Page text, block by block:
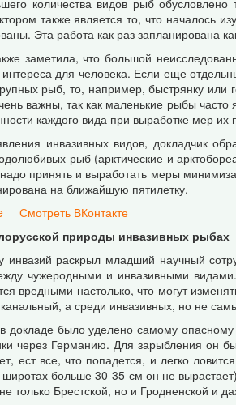
количества видов рыб
также является то, что началось
Эта работа как раз запланирована
заметила, что большой
интереса для человека. Если еще
рыб, то, например, быстрянку или
важны, так как маленькие рыбы
каждого вида при выработке мер их
инвазивных видов, докладчик
рыб (арктические и
принять и выработать меры
на ближайшую пятилетку.
Смотреть ВКонтакте
природы инвазивных рыбах
инвазий раскрыл младший научный
чужеродными и инвазивными
вредными настолько, что могут
а среди инвазивных, но не
докладе было уделено самому
через Германию. Для зарыбления он
ест все, что попадется, и легко
больше 30-35 см он не
только Брестской, но и Гродненской и